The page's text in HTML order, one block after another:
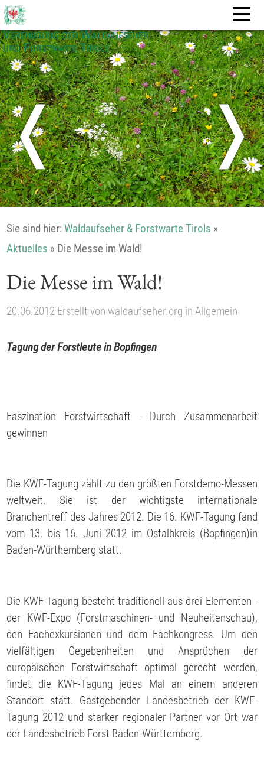
Vereinigung der Waldaufseher
und Forstwarte Tirols
❬ ❭
Sie sind hier:Waldaufseher & Forstwarte Tirols »
Aktuelles » Die Messe im Wald!
Die Messe im Wald!
20.06.2012 Erstellt von waldaufseher.org inAllgemein
Tagung der Forstleute in Bopfingen
Faszination Forstwirtschaft - Durch Zusammenarbeit
gewinnen
Die KWF-Tagung zählt zu den größten Forstdemo-Messen
weltweit. Sie ist der wichtigste internationale
Branchentreff des Jahres 2012. Die 16. KWF-Tagung fand
vom 13. bis 16. Juni 2012 im Ostalbkreis (Bopfingen)in
Baden-Würthemberg statt.
Die KWF-Tagung besteht traditionell aus drei Elementen -
der KWF-Expo (Forstmaschinen- und Neuheitenschau),
den Fachexkursionen und dem Fachkongress. Um den
vielfältigen Gegebenheiten und Ansprüchen der
europäischen Forstwirtschaft optimal gerecht werden,
findet die KWF-Tagung jedes Mal an einem anderen
Standort statt. Gastgebender Landesbetrieb der KWF-
Tagung 2012 und starker regionaler Partner vor Ort war
der Landesbetrieb Forst Baden-Württemberg.